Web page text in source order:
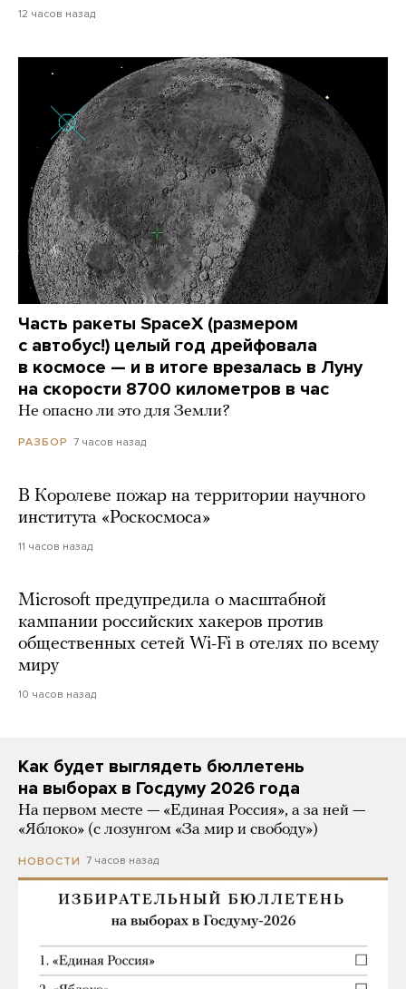
12 часов назад
Часть ракеты SpaceX (размером
с автобус!) целый год дрейфовала
в космосе — и в итоге врезалась в Луну
на скорости 8700 километров в час
Не опасно ли это для Земли?
РАЗБОР 7 часов назад
В Королеве пожар на территории научного
института «Роскосмоса»
11 часов назад
Microsoft предупредила о масштабной
кампании российских хакеров против
общественных сетей Wi-Fi в отелях по всему
миру
10 часов назад
Как будет выглядеть бюллетень
на выборах в Госдуму 2026 года
На первом месте — «Единая Россия», а за ней —
«Яблоко» (с лозунгом «За мир и свободу»)
НОВОСТИ 7 часов назад